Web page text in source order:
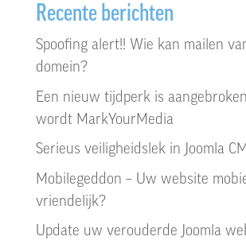
Recente berichten
Spoofing alert!! Wie kan mailen
domein?
Een nieuw tijdperk is
wordt MarkYourMedia
Serieus veiligheidslek in Joomla
Mobilegeddon – Uw website
vriendelijk?
Update uw verouderde Joomla